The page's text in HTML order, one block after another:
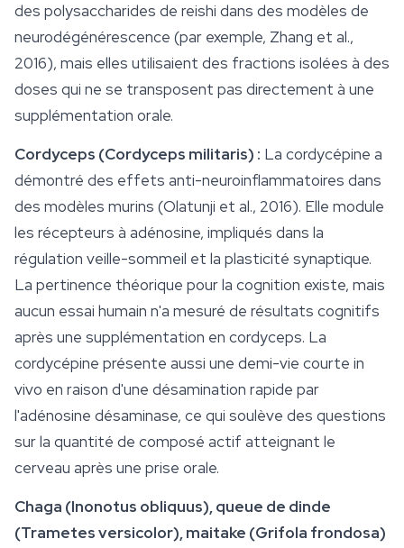
des polysaccharides de reishi dans des modèles de
neurodégénérescence (par exemple, Zhang et al.,
2016), mais elles utilisaient des fractions isolées à des
doses qui ne se transposent pas directement à une
supplémentation orale.
Cordyceps (Cordyceps militaris) : La cordycépine a
démontré des effets anti-neuroinflammatoires dans
des modèles murins (Olatunji et al., 2016). Elle module
les récepteurs à adénosine, impliqués dans la
régulation veille-sommeil et la plasticité synaptique.
La pertinence théorique pour la cognition existe, mais
aucun essai humain n'a mesuré de résultats cognitifs
après une supplémentation en cordyceps. La
cordycépine présente aussi une demi-vie courte in
vivo en raison d'une désamination rapide par
l'adénosine désaminase, ce qui soulève des questions
sur la quantité de composé actif atteignant le
cerveau après une prise orale.
Chaga (Inonotus obliquus), queue de dinde
(Trametes versicolor), maitake (Grifola frondosa)